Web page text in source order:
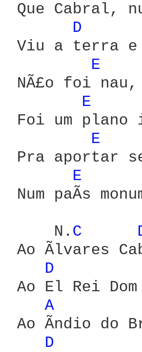
Que Cabral,
D
Viu a terra e
E
NÃ£o foi
E
Foi um plano
E
Pra aportar
E
Num paÃ­s
     N.
C
Ao Ãlvares
D
Ao El Rei Dom
A
Ao Ã­ndio do
D